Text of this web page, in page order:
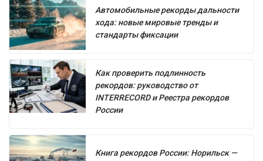
Автомобильные рекорды дальности
хода: новые мировые тренды и
стандарты фиксации
Как проверить подлинность
рекордов: руководство от
INTERRECORD и Реестра рекордов
России
Книга рекордов России: Норильск —